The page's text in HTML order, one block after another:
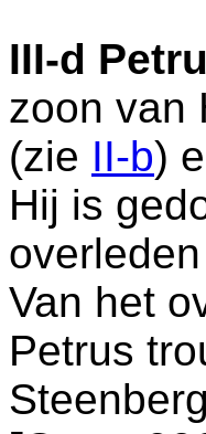
III-d
zoon van
(zie II-b)
Hij is
Van het
Petrus